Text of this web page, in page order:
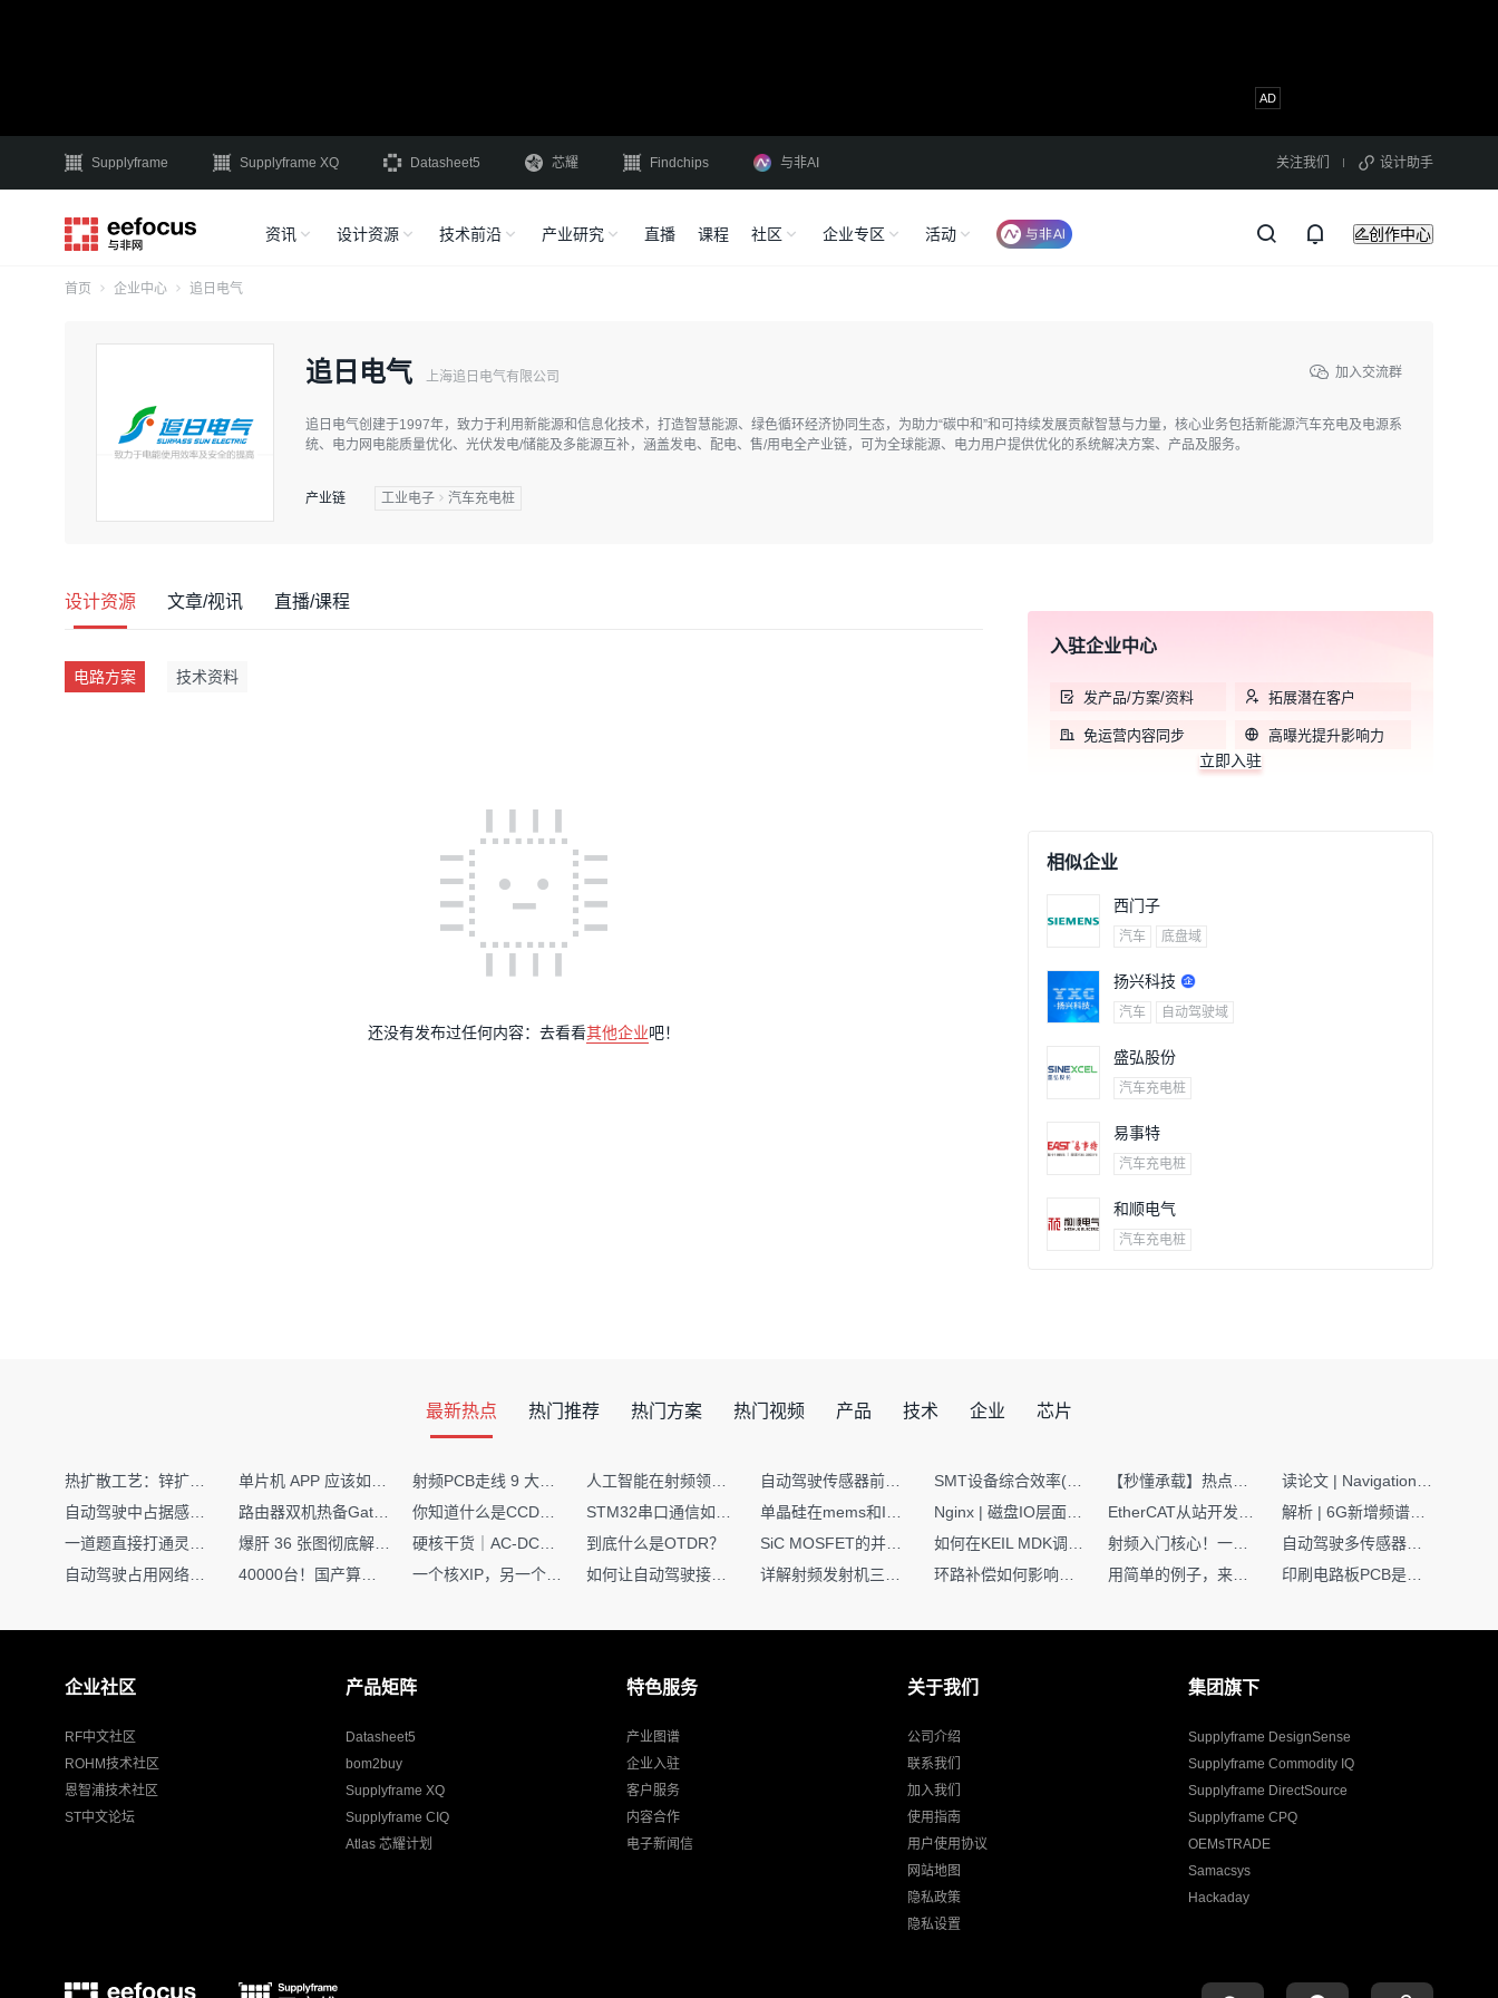
Supplyframe Supplyframe XQ Datasheet5 芯耀 Findchips 与非AI 关注我们 设计助手
资讯 设计资源 技术前沿 产业研究 直播 课程 社区 企业专区 活动 创作中心
首页 企业中心 追日电气
追日电气 上海追日电气有限公司 加入交流群
追日电气创建于1997年，致力于利用新能源和信息化技术，打造智慧能源、绿色循环经济协同生态，为助力“碳中和”和可持续发展贡献智慧与力量，核心业务包括新能源汽车充电及电源系
统、电力网电能质量优化、光伏发电/储能及多能源互补，涵盖发电、配电、售/用电全产业链，可为全球能源、电力用户提供优化的系统解决方案、产品及服务。
产业链 工业电子 汽车充电桩
设计资源 文章/视讯 直播/课程
电路方案 技术资料
还没有发布过任何内容：去看看其他企业吧！
入驻企业中心
发产品/方案/资料 拓展潜在客户
免运营内容同步 高曝光提升影响力
立即入驻
相似企业
西门子
汽车 底盘域
扬兴科技
汽车 自动驾驶域
盛弘股份
汽车充电桩
易事特
汽车充电桩
和顺电气
汽车充电桩
最新热点 热门推荐 热门方案 热门视频 产品 技术 企业 芯片
到底什么是OTDR？
企业社区
RF中文社区
ROHM技术社区
恩智浦技术社区
ST中文论坛
产品矩阵
Datasheet5
bom2buy
Supplyframe XQ
Supplyframe CIQ
Atlas 芯耀计划
特色服务
产业图谱
企业入驻
客户服务
内容合作
电子新闻信
关于我们
公司介绍
联系我们
加入我们
使用指南
用户使用协议
网站地图
隐私政策
隐私设置
集团旗下
Supplyframe DesignSense
Supplyframe Commodity IQ
Supplyframe DirectSource
Supplyframe CPQ
OEMsTRADE
Samacsys
Hackaday